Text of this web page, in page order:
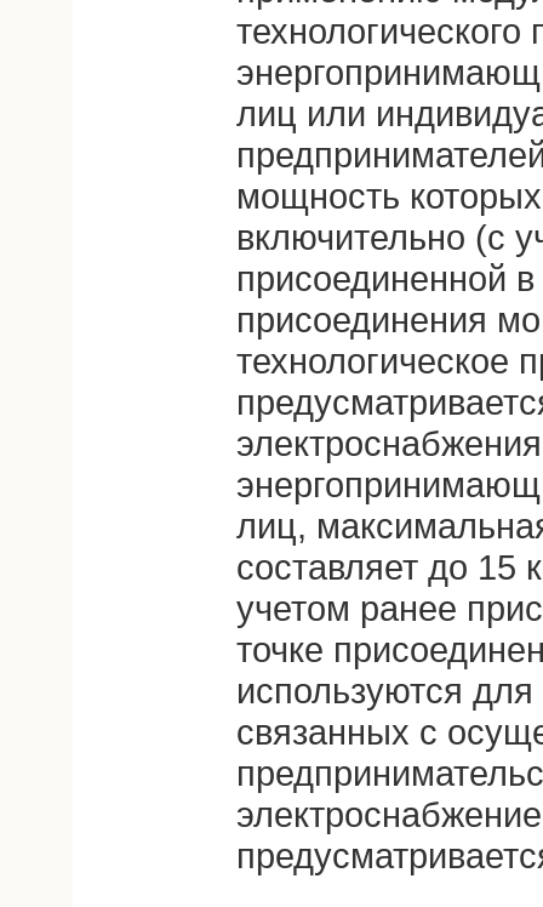
лиц или
мощность
включительно (с
присоединенной
присоединения
технологическое
лиц,
составляет до 15
учетом ранее
точке
используются
связанных с